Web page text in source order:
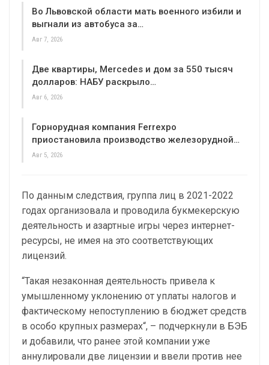
Во Львовской области мать военного избили и
выгнали из автобуса за…
Авг 7, 2026
Две квартиры, Mercedes и дом за 550 тысяч
долларов: НАБУ раскрыло…
Авг 6, 2026
Горнорудная компания Ferrexpo
приостановила производство железорудной…
Авг 5, 2026
По данным следствия, группа лиц в 2021-2022
годах организовала и проводила букмекерскую
деятельность и азартные игры через интернет-
ресурсы, не имея на это соответствующих
лицензий.
“Такая незаконная деятельность привела к
умышленному уклонению от уплаты налогов и
фактическому непоступлению в бюджет средств
в особо крупных размерах“, – подчеркнули в БЭБ
и добавили, что ранее этой компании уже
аннулировали две лицензии и ввели против нее